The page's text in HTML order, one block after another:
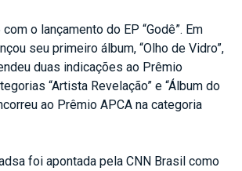
o lançamento do EP “Godê”. Em
seu primeiro álbum, “Olho de Vidro”,
duas indicações ao Prêmio
“Artista Revelação” e “Álbum do
ao Prêmio APCA na categoria
foi apontada pela CNN Brasil como